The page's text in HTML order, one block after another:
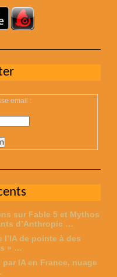
email :
sur Fable 5 et Mythos
d’Anthropic …
l’IA de pointe à des
» …
IA en France, nuage